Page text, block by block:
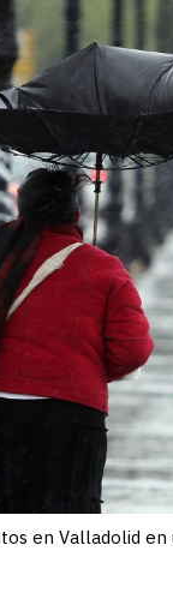
en Valladolid en